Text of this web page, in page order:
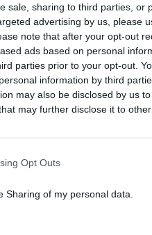
sale, sharing to third parties, or
advertising by us, please
note that after your opt-out
ads based on personal
parties prior to your opt-out.
information by third
may also be disclosed by us
may further disclose it to
Opt Outs
Sharing of my personal data.